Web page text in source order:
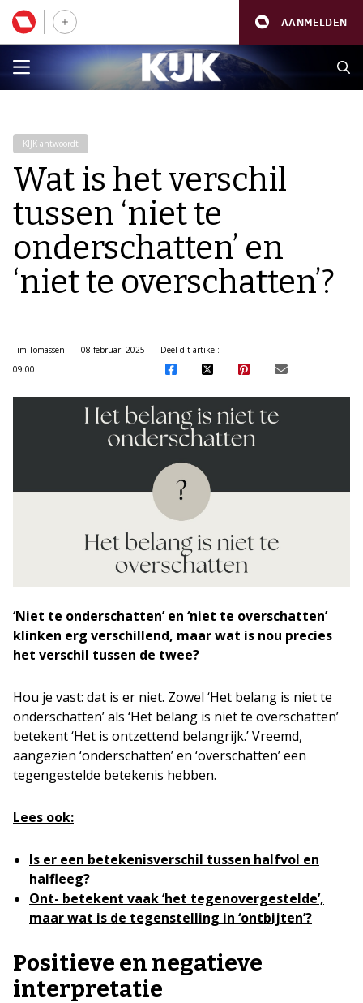
AANMELDEN
KIJK antwoordt
Wat is het verschil
tussen ‘niet te
onderschatten’ en
‘niet te overschatten’?
Tim Tomassen
08 februari 2025
09:00
Deel dit artikel:
‘Niet te onderschatten’ en ‘niet te overschatten’
klinken erg verschillend, maar wat is nou precies
het verschil tussen de twee?
Hou je vast: dat is er niet. Zowel ‘Het belang is niet te
onderschatten’ als ‘Het belang is niet te overschatten’
betekent ‘Het is ontzettend belangrijk.’ Vreemd,
aangezien ‘onderschatten’ en ‘overschatten’ een
tegengestelde betekenis hebben.
Lees ook:
Is er een betekenisverschil tussen halfvol en
halfleeg?
Ont- betekent vaak ‘het tegenovergestelde’,
maar wat is de tegenstelling in ‘ontbijten’?
Positieve en negatieve
interpretatie